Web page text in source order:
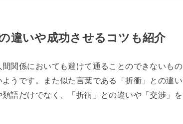
違いや成功させるコツも紹介
関係においても避けて通ることのできないもの
うです。また似た言葉である「折衝」との違い
語だけでなく、「折衝」との違いや「交渉」を